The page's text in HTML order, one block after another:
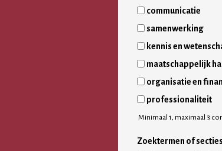
communicatie
samenwerking
kennis en
maatschappelijk
organisatie en
professionaliteit
Minimaal 1, maximaal 3
Zoektermen of secties